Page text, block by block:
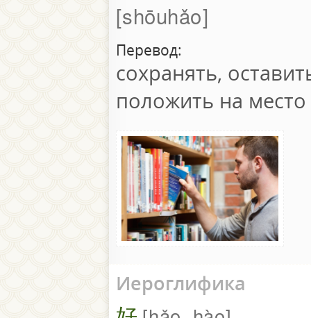
shōuhǎo
Перевод:
сохранять,
положить на место
Иероглифика